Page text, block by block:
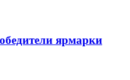
ярмарки